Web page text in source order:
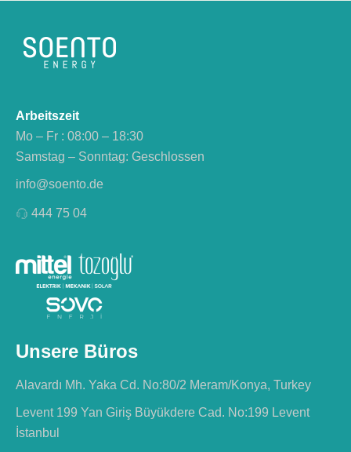
Arbeitszeit
Mo – Fr : 08:00 – 18:30
Samstag – Sonntag: Geschlossen
info@soento.de
444 75 04
Unsere Büros
Alavardı Mh. Yaka Cd. No:80/2 Meram/Konya, Turkey
Levent 199 Yan Giriş Büyükdere Cad. No:199 Levent
İstanbul